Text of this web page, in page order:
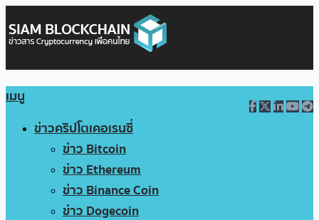
เมนู
ข่าวคริปโตเคอเรนซี่
ข่าว Bitcoin
ข่าว Ethereum
ข่าว Binance Coin
ข่าว Dogecoin